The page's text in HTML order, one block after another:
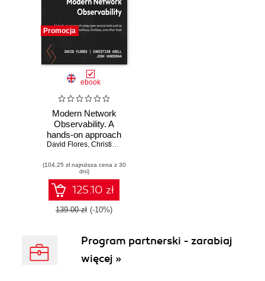
Promocja
ebook
Modern Network
Observability. A
hands-on approach
using open source
Telegraf,
Prometheus, and
Grafana
David Flores, Christian Adell
(104,25 zł najniższa cena z 30
dni)
125.10 zł
139.00 zł (-10%)
Program partnerski - zarabiaj
więcej »